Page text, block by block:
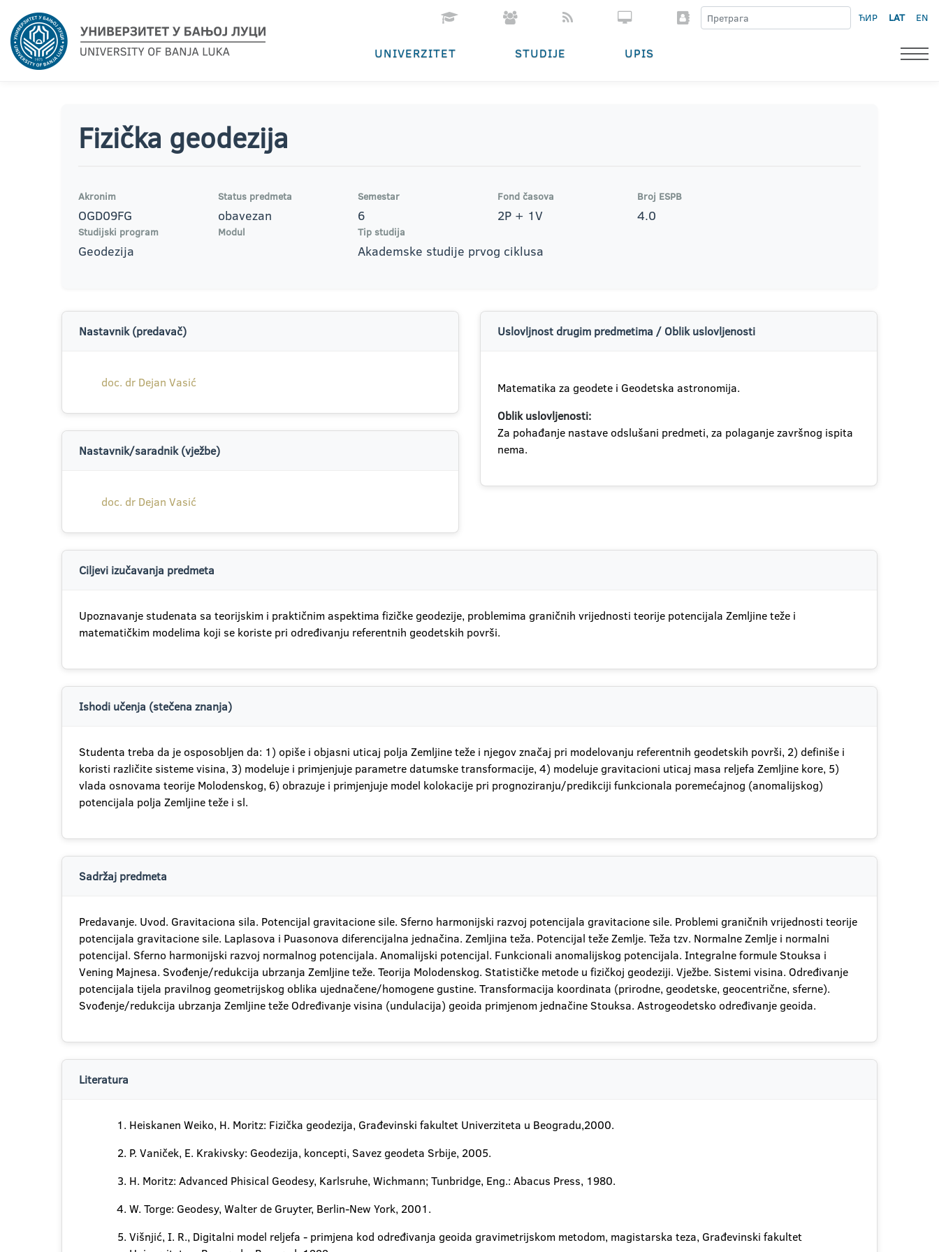
ЋИР LAT EN
UNIVERZITET STUDIJE UPIS
Fizička geodezija
Akronim
OGD09FG
Status predmeta
obavezan
Semestar
6
Fond časova
2P + 1V
Broj ESPB
4.0
Studijski program
Geodezija
Modul Tip studija
Akademske studije prvog ciklusa
Nastavnik (predavač)
doc. dr Dejan Vasić
Nastavnik/saradnik (vježbe)
doc. dr Dejan Vasić
Uslovljnost drugim predmetima / Oblik uslovljenosti
Matematika za geodete i Geodetska astronomija.
Oblik uslovljenosti:
Za pohađanje nastave odslušani predmeti, za polaganje završnog ispita
nema.
Ciljevi izučavanja predmeta
Upoznavanje studenata sa teorijskim i praktičnim aspektima fizičke geodezije, problemima graničnih vrijednosti teorije potencijala Zemljine teže i
matematičkim modelima koji se koriste pri određivanju referentnih geodetskih površi.
Ishodi učenja (stečena znanja)
Studenta treba da je osposobljen da: 1) opiše i objasni uticaj polja Zemljine teže i njegov značaj pri modelovanju referentnih geodetskih površi, 2) definiše i
koristi različite sisteme visina, 3) modeluje i primjenjuje parametre datumske transformacije, 4) modeluje gravitacioni uticaj masa reljefa Zemljine kore, 5)
vlada osnovama teorije Molodenskog, 6) obrazuje i primjenjuje model kolokacije pri prognoziranju/predikciji funkcionala poremećajnog (anomalijskog)
potencijala polja Zemljine teže i sl.
Sadržaj predmeta
Predavanje. Uvod. Gravitaciona sila. Potencijal gravitacione sile. Sferno harmonijski razvoj potencijala gravitacione sile. Problemi graničnih vrijednosti teorije
potencijala gravitacione sile. Laplasova i Puasonova diferencijalna jednačina. Zemljina teža. Potencijal teže Zemlje. Teža tzv. Normalne Zemlje i normalni
potencijal. Sferno harmonijski razvoj normalnog potencijala. Anomalijski potencijal. Funkcionali anomalijskog potencijala. Integralne formule Stouksa i
Vening Majnesa. Svođenje/redukcija ubrzanja Zemljine teže. Teorija Molodenskog. Statističke metode u fizičkoj geodeziji. Vježbe. Sistemi visina. Određivanje
potencijala tijela pravilnog geometrijskog oblika ujednačene/homogene gustine. Transformacija koordinata (prirodne, geodetske, geocentrične, sferne).
Svođenje/redukcija ubrzanja Zemljine teže Određivanje visina (undulacija) geoida primjenom jednačine Stouksa. Astrogeodetsko određivanje geoida.
Literatura
Heiskanen Weiko, H. Moritz: Fizička geodezija, Građevinski fakultet Univerziteta u Beogradu,2000.
P. Vaniček, E. Krakivsky: Geodezija, koncepti, Savez geodeta Srbije, 2005.
H. Moritz: Advanced Phisical Geodesy, Karlsruhe, Wichmann; Tunbridge, Eng.: Abacus Press, 1980.
W. Torge: Geodesy, Walter de Gruyter, Berlin-New York, 2001.
Višnjić, I. R., Digitalni model reljefa - primjena kod određivanja geoida gravimetrijskom metodom, magistarska teza, Građevinski fakultet